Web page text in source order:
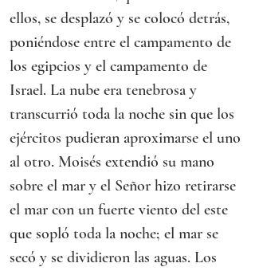
ellos, se desplazó y se colocó detrás,
poniéndose entre el campamento de
los egipcios y el campamento de
Israel. La nube era tenebrosa y
transcurrió toda la noche sin que los
ejércitos pudieran aproximarse el uno
al otro. Moisés extendió su mano
sobre el mar y el Señor hizo retirarse
el mar con un fuerte viento del este
que sopló toda la noche; el mar se
secó y se dividieron las aguas. Los